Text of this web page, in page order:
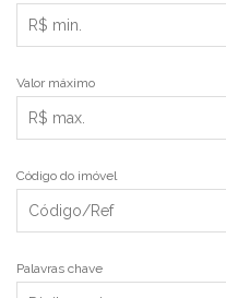
Valor máximo
Código do imóvel
Palavras chave